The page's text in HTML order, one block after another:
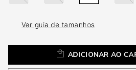
Ver guia de tamanhos
ADICIONAR AO